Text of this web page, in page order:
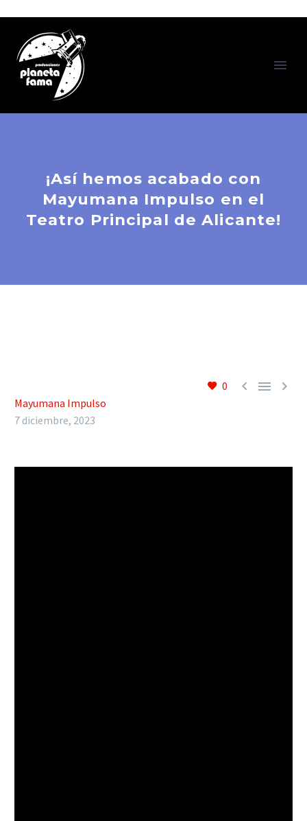
¡Así hemos acabado con
Mayumana Impulso en el
Teatro Principal de Alicante!
0   
Mayumana Impulso
7 diciembre, 2023